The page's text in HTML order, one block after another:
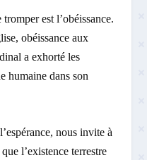
est l’obéissance.
obéissance aux
a exhorté les
humaine dans son
nous invite à
l’existence terrestre